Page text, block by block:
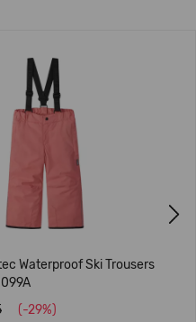
Waterproof Ski Trousers
(-29%)